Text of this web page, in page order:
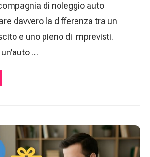
di noleggio auto
davvero la differenza tra un
e uno pieno di imprevisti.
…